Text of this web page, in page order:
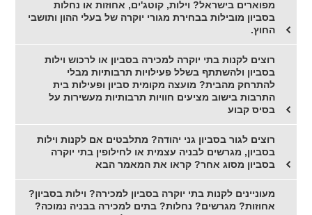
מפוארים בישראל? וילות, קוטג'ים, אחוזות או נחלות
בסביון מובילות בבחירת מגורי יוקרה של בעלי ההון ותושבי
החוץ.
רוצים לקנות בתי יוקרה למכירה בסביון או לרכוש וילות
בסביון ולהשתתף בשלל פעילויות תרבותיות מבלי
להתרחק מהבית? מועצה מקומית סביון ופעילות בית
התרבות בישוב מציעים חוויות תרבותיות מעשירות על
בסיס קבוע
רוצים לגור בסביון גני יהודה? מתלבטים אם לקנות וילות
בסביון, מגרשים לבניה עצמית או לחילופין בתי יוקרה
בסביון מסוג אחר? קראו את המאמר הבא
מעוניינים לקנות בתי יוקרה בסביון למכירה? וילות בסביון?
אחוזות? מגרשים? נחלות? בתים למכירה בבניה נמוכה?